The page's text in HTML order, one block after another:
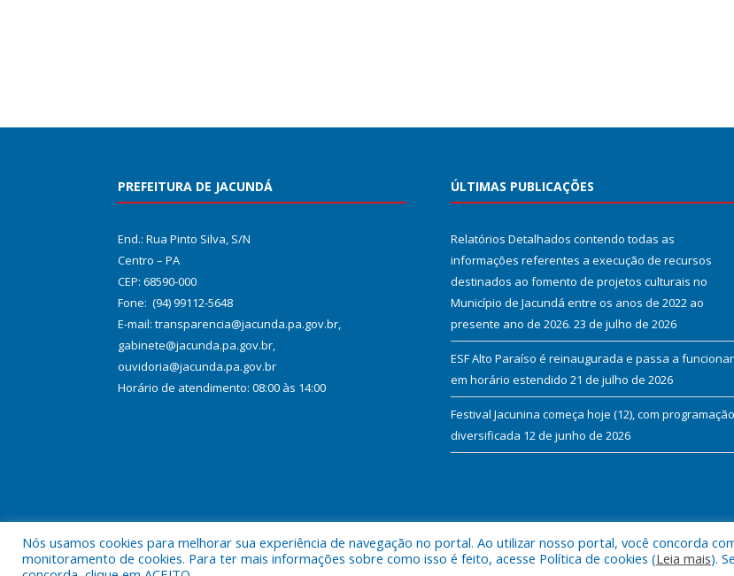
PREFEITURA DE JACUNDÁ
End.: Rua Pinto Silva, S/N
Centro – PA
CEP: 68590-000
Fone: (94) 99112-5648
E-mail: transparencia@jacunda.pa.gov.br,
gabinete@jacunda.pa.gov.br,
ouvidoria@jacunda.pa.gov.br
Horário de atendimento: 08:00 às 14:00
ÚLTIMAS PUBLICAÇÕES
Relatórios Detalhados contendo todas as
informações referentes a execução de recursos
destinados ao fomento de projetos culturais no
Município de Jacundá entre os anos de 2022 ao
presente ano de 2026. 23 de julho de 2026
ESF Alto Paraíso é reinaugurada e passa a funcionar
em horário estendido 21 de julho de 2026
Festival Jacunina começa hoje (12), com programação
diversificada 12 de junho de 2026
Todos os direitos reservados a Prefeitura Municipal de Jacundá.
Nós usamos cookies para melhorar sua experiência de navegação no portal. Ao utilizar nosso portal, você concorda
monitoramento de cookies. Para ter mais informações sobre como isso é feito, acesse Política de cookies (Leia mais).